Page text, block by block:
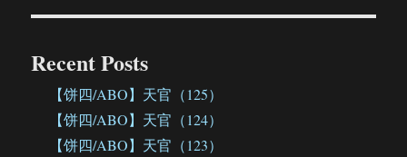
Recent Posts
【饼四/ABO】天官（125）
【饼四/ABO】天官（124）
【饼四/ABO】天官（123）